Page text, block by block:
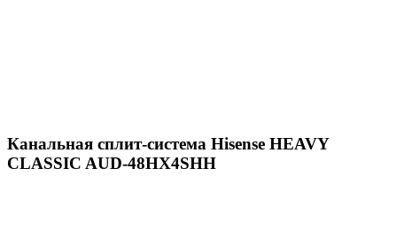
Канальная сплит-система Hisense HEAVY
CLASSIC AUD-48HX4SHH